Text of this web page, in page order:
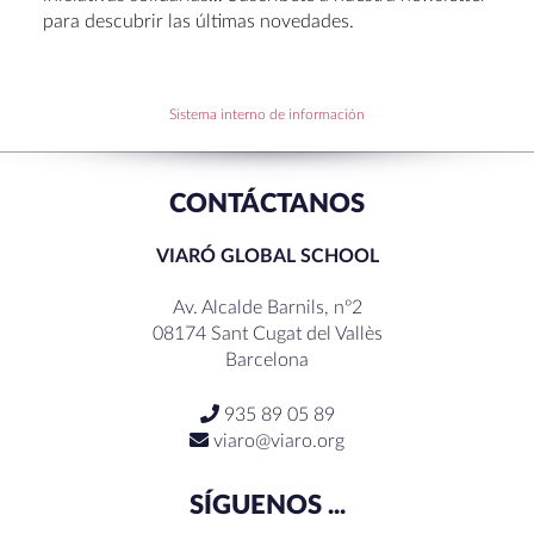
disfrutar la Navidad.
RECENT COMMENTS
para descubrir las últimas novedades.
Sistema interno de información
CONTÁCTANOS
VIARÓ GLOBAL SCHOOL
Av. Alcalde Barnils, nº2
08174 Sant Cugat del Vallès
Barcelona
935 89 05 89
viaro@viaro.org
SÍGUENOS ...